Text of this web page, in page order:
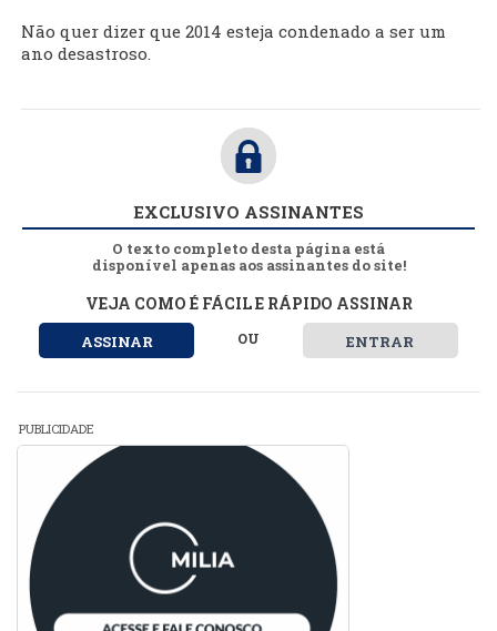
Não quer dizer que 2014 esteja condenado a ser um
ano desastroso.
EXCLUSIVO ASSINANTES
O texto completo desta página está
disponível apenas aos assinantes do site!
VEJA COMO É FÁCIL E RÁPIDO ASSINAR
ASSINAR OU ENTRAR
PUBLICIDADE